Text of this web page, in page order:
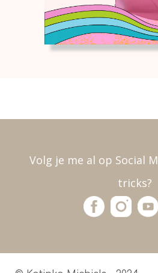
Volg je me al op Social
tricks?